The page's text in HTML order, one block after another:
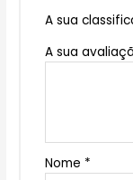
A sua
A sua
Nome *